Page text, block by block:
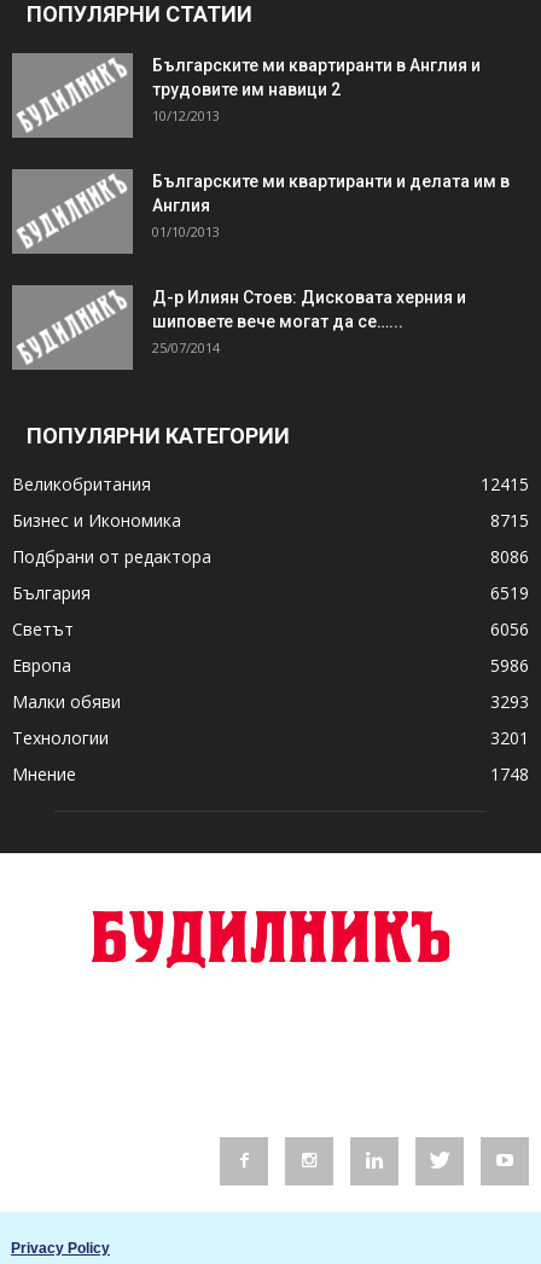
ПОПУЛЯРНИ СТАТИИ
Българските ми квартиранти в Англия и
трудовите им навици 2
10/12/2013
Българските ми квартиранти и делата им в
Англия
01/10/2013
Д-р Илиян Стоев: Дисковата херния и
шиповете вече могат да се…...
25/07/2014
ПОПУЛЯРНИ КАТЕГОРИИ
Великобритания
12415
Бизнес и Икономика
8715
Подбрани от редактора
8086
България
6519
Светът
6056
Европа
5986
Малки обяви
3293
Технологии
3201
Мнение
1748
Privacy Policy